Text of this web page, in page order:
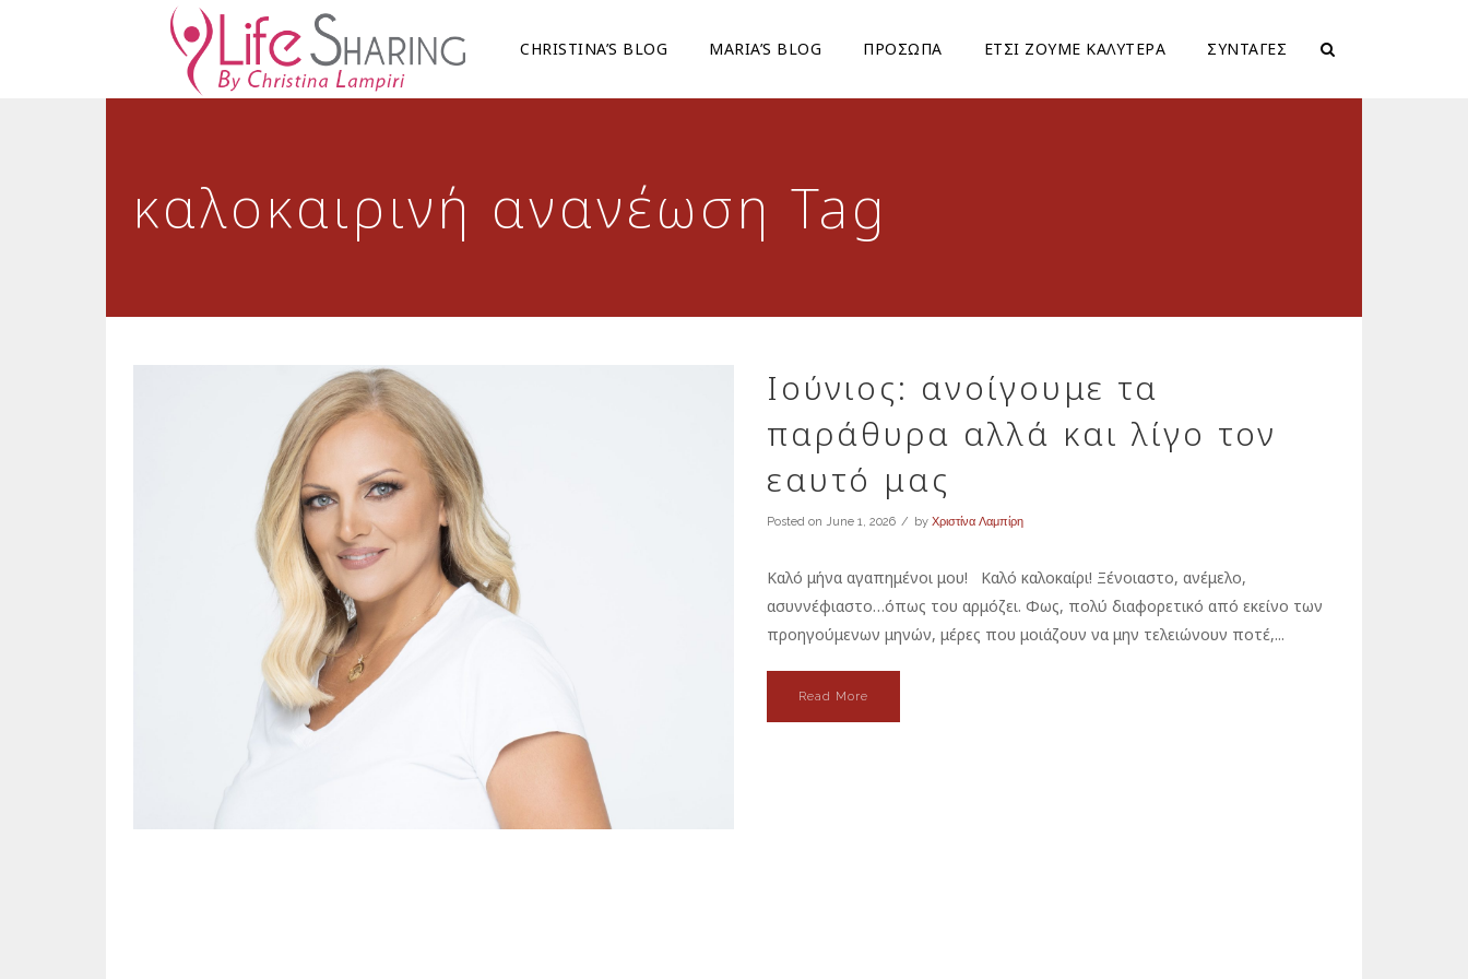
CHRISTINA’S BLOG ΜARIA’S BLOG ΠΡΟΣΩΠΑ ΕΤΣΙ ΖΟΥΜΕ ΚΑΛΥΤΕΡΑ ΣΥΝΤΑΓΕΣ
καλοκαιρινή ανανέωση Tag
Ιούνιος: ανοίγουμε τα
παράθυρα αλλά και λίγο τον
εαυτό μας
Posted on June 1, 2026 by Χριστίνα Λαμπίρη
Καλό μήνα αγαπημένοι μου! Καλό καλοκαίρι! Ξένοιαστο, ανέμελο,
ασυννέφιαστο…όπως του αρμόζει. Φως, πολύ διαφορετικό από εκείνο των
προηγούμενων μηνών, μέρες που μοιάζουν να μην τελειώνουν ποτέ,...
Read More